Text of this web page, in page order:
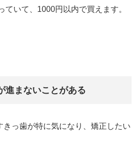
ていて、1000円以内で買えます。
進まないことがある
きっ歯が特に気になり、矯正したい